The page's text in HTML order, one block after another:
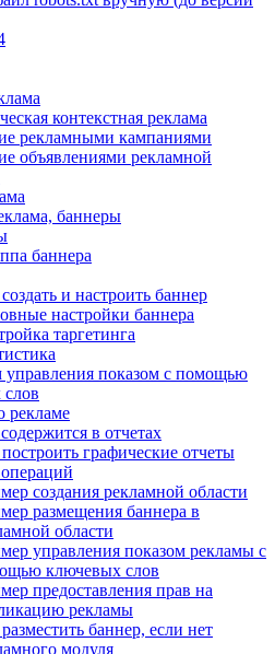
контекстная реклама
рекламными кампаниями
объявлениями рекламной
баннеры
баннера
и настроить баннер
настройки баннера
таргетинга
показом с помощью
рекламе
в отчетах
графические отчеты
создания рекламной области
размещения баннера в
области
управления показом рекламы с
ключевых слов
предоставления прав на
рекламы
баннер, если нет
модуля